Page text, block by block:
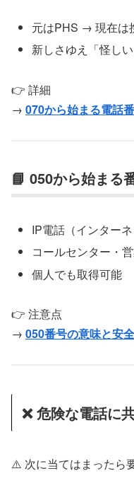
元はPHS → 現在は
新しさゆえ「怪し
👉 詳細
→ 070から始まる電話
📘 050から始まる
IP電話（インターネ
コールセンター・
個人でも取得可能
👉 注意点
→ 050番号の意味と安
❌ 危険な電話に
⚠️ 次に当てはまったら